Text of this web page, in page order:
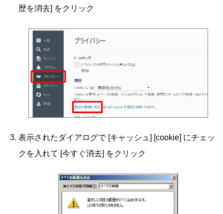
歴を消去] をクリック
表示されたダイアログで [キャッシュ] [cookie] にチェッ
クを入れて [今すぐ消去] をクリック